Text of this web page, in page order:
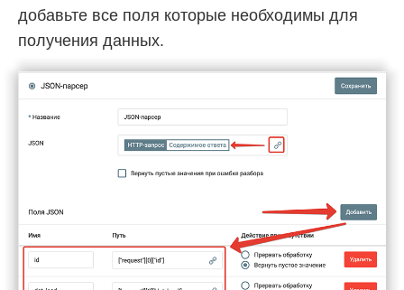
добавьте все поля которые необходимы для
получения данных.